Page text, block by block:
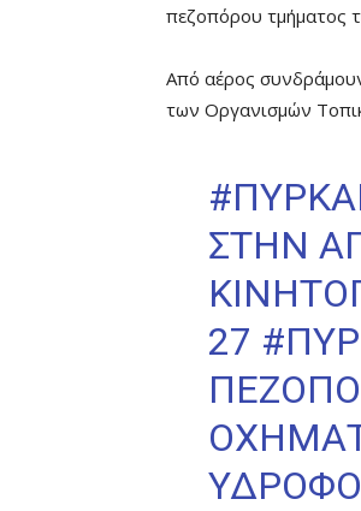
πεζοπόρου τμήματος
Από αέρος
των Οργανισμών
ΣΤΗΝ
27